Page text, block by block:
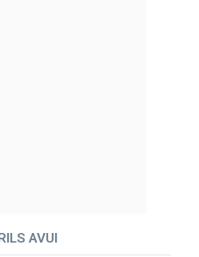
AVUI